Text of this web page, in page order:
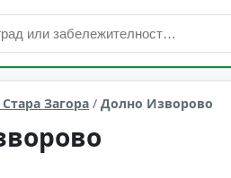
Област: Стара Загора
Стара Загора / Долно Изворово